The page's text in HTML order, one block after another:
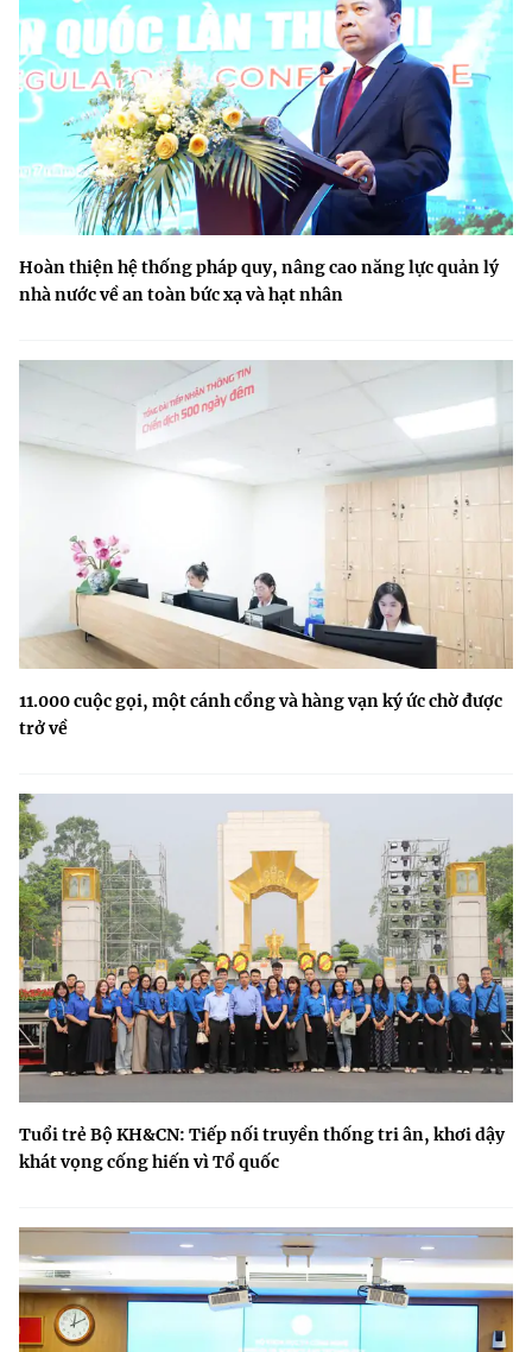
Hoàn thiện hệ thống pháp quy, nâng cao năng lực quản lý
nhà nước về an toàn bức xạ và hạt nhân
11.000 cuộc gọi, một cánh cổng và hàng vạn ký ức chờ được
trở về
Tuổi trẻ Bộ KH&CN: Tiếp nối truyền thống tri ân, khơi dậy
khát vọng cống hiến vì Tổ quốc